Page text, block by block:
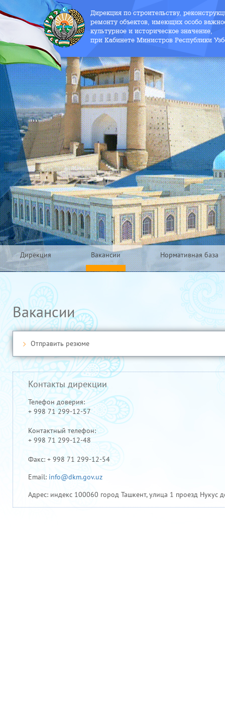
Дирекция по строительству,
ремонту объектов, имеющих особо
культурное и историческое значение,
при Кабинете Министров Республики
Дирекция Вакансии Нормативная база
Вакансии
Отправить резюме
Контакты дирекции
Телефон доверия:
+ 998 71 299-12-57
Контактный телефон:
+ 998 71 299-12-48
Факс: + 998 71 299-12-54
Email: info@dkm.gov.uz
Адрес: индекс 100060 город Ташкент, улица 1 проезд Нукус